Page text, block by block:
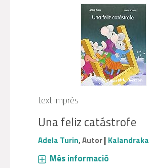
text imprès
Una feliz catástrofe
Adela Turin, Autor| Kalandraka
Més informació